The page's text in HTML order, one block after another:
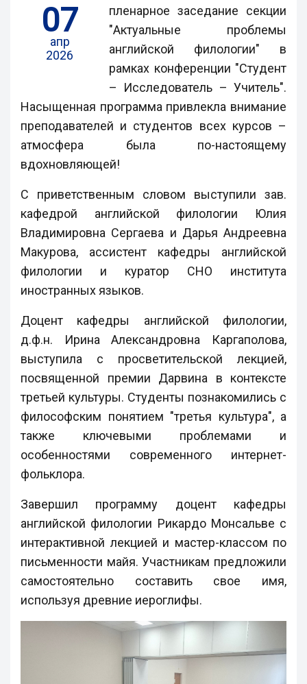
07
апр
2026
пленарное заседание секции
"Актуальные проблемы
английской филологии" в
рамках конференции "Студент
– Исследователь – Учитель".
Насыщенная программа привлекла внимание
преподавателей и студентов всех курсов –
атмосфера была по-настоящему
вдохновляющей!
С приветственным словом выступили зав.
кафедрой английской филологии Юлия
Владимировна Сергаева и Дарья Андреевна
Макурова, ассистент кафедры английской
филологии и куратор СНО института
иностранных языков.
Доцент кафедры английской филологии,
д.ф.н. Ирина Александровна Каргаполова,
выступила с просветительской лекцией,
посвященной премии Дарвина в контексте
третьей культуры. Студенты познакомились с
философским понятием "третья культура", а
также ключевыми проблемами и
особенностями современного интернет-
фольклора.
Завершил программу доцент кафедры
английской филологии Рикардо Монсальве с
интерактивной лекцией и мастер-классом по
письменности майя. Участникам предложили
самостоятельно составить свое имя,
используя древние иероглифы.